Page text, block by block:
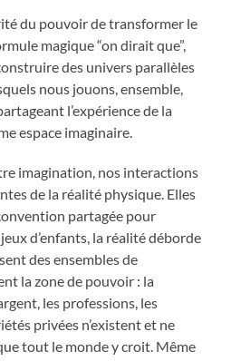
du pouvoir de transformer le
magique “on dirait que”,
des univers parallèles
nous jouons, ensemble,
l’expérience de la
espace imaginaire.
imagination, nos interactions
de la réalité physique. Elles
partagée pour
d’enfants, la réalité déborde
des ensembles de
la zone de pouvoir : la
les professions, les
privées n’existent et ne
tout le monde y croit. Même